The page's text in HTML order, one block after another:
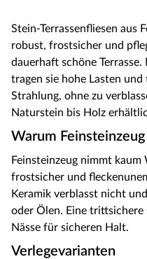
Stein-Terrassenfliesen aus
robust, frostsicher und
dauerhaft schöne
tragen sie hohe Lasten
Strahlung, ohne zu
Naturstein bis Holz
Warum Feinsteinzeug
Feinsteinzeug nimmt
frostsicher und
Keramik verblasst nicht
oder Ölen. Eine
Nässe für sicheren Halt.
Verlegevarianten